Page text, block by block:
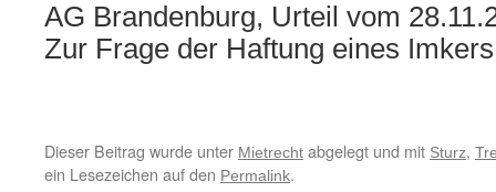
AG Brandenburg, Urteil vom
Zur Frage der Haftung eines
Dieser Beitrag wurde unter Mietrecht abgelegt und mit Sturz,
ein Lesezeichen auf den Permalink.